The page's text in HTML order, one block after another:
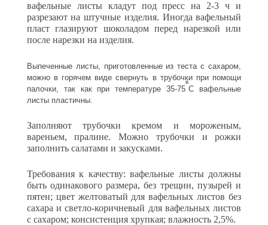
вафельные листы кладут под пресс на 2-3 ч и
разрезают на штучные изделия. Иногда вафельный
пласт глазируют шоколадом перед нарезкой или
после нарезки на изделия.
Выпеченные листы, приготовленные из теста с сахаром,
можно в горячем виде свернуть в трубочки при помощи
палочки, так как при температуре 35-75
в
С вафельные
листы пластичны.
Заполняют трубочки кремом и мороженым,
вареньем, пралине. Можно трубочки и рожки
заполнить салатами и закусками.
Требования к качеству: вафельные листы должны
быть одина­кового размера, без трещин, пузырей и
пятен; цвет желтоватый для вафельных листов без
сахара и светло-коричневый для вафель­ных листов
с сахаром; консистенция хрупкая; влажность 2,5%.